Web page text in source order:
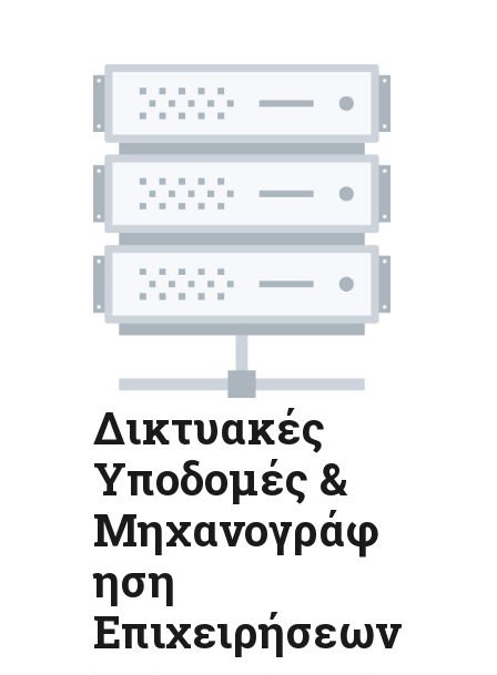
Δικτυακές
Υποδομές &
Μηχανογράφ
ηση
Επιχειρήσεων